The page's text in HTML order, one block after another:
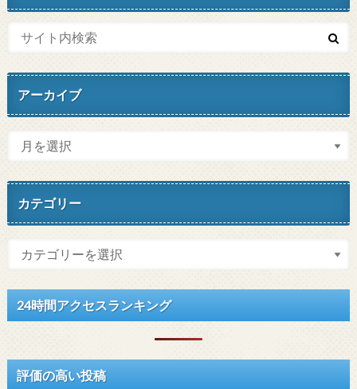
アーカイブ
カテゴリー
24時間アクセスランキング
評価の高い投稿